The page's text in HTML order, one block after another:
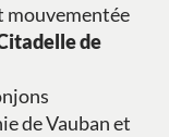
mouvementée
de
de Vauban et